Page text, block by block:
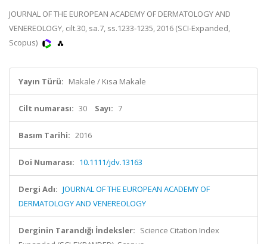
JOURNAL OF THE EUROPEAN ACADEMY OF DERMATOLOGY AND
VENEREOLOGY, cilt.30, sa.7, ss.1233-1235, 2016 (SCI-Expanded,
Scopus)
Yayın Türü: Makale / Kısa Makale
Cilt numarası: 30 Sayı: 7
Basım Tarihi: 2016
Doi Numarası: 10.1111/jdv.13163
Dergi Adı: JOURNAL OF THE EUROPEAN ACADEMY OF
DERMATOLOGY AND VENEREOLOGY
Derginin Tarandığı İndeksler: Science Citation Index